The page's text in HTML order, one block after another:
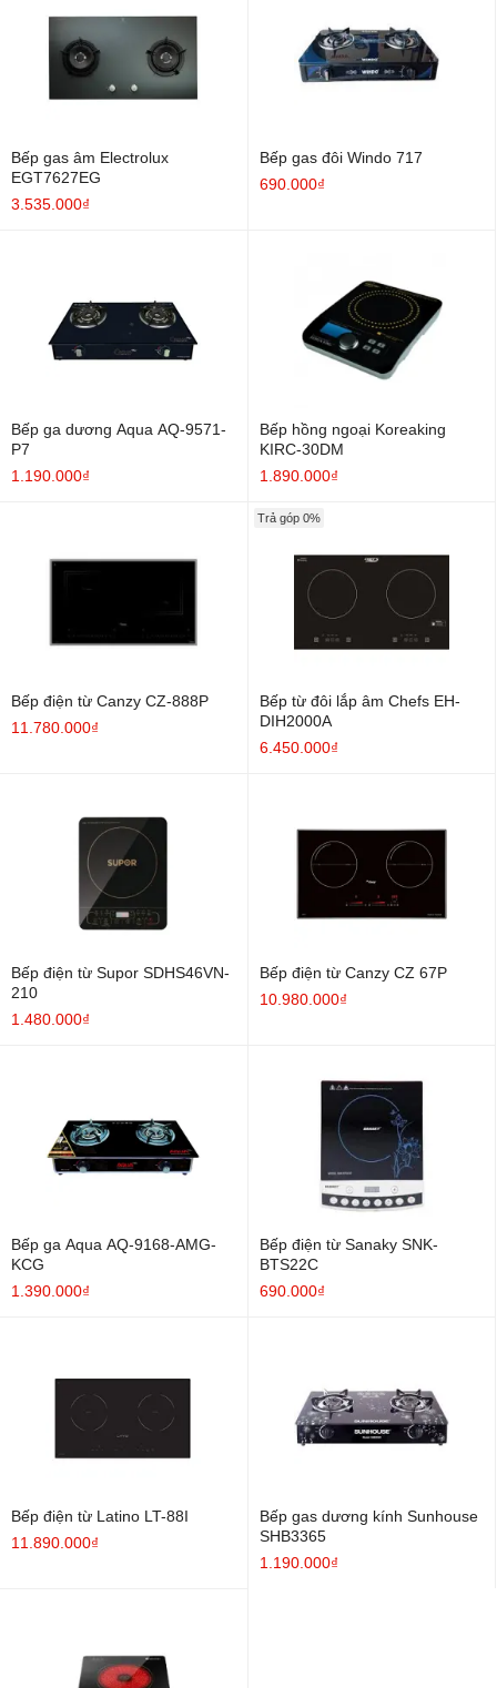
Bếp gas âm Electrolux
EGT7627EG
3.535.000₫
Bếp gas đôi Windo 717
690.000₫
Bếp ga dương Aqua AQ-9571-
P7
1.190.000₫
Bếp hồng ngoại Koreaking
KIRC-30DM
1.890.000₫
Bếp điện từ Canzy CZ-888P
11.780.000₫
Trả góp 0%
Bếp từ đôi lắp âm Chefs EH-
DIH2000A
6.450.000₫
Bếp điện từ Supor SDHS46VN-
210
1.480.000₫
Bếp điện từ Canzy CZ 67P
10.980.000₫
Bếp ga Aqua AQ-9168-AMG-
KCG
1.390.000₫
Bếp điện từ Sanaky SNK-
BTS22C
690.000₫
Bếp điện từ Latino LT-88I
11.890.000₫
Bếp gas dương kính Sunhouse
SHB3365
1.190.000₫